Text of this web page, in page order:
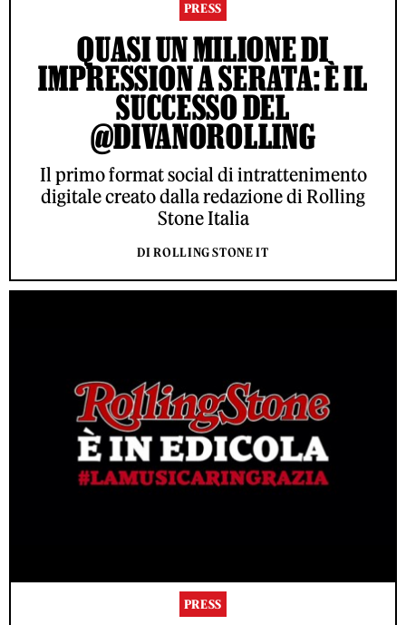
PRESS
QUASI UN MILIONE DI
IMPRESSION A SERATA: È IL
SUCCESSO DEL
@DIVANOROLLING
Il primo format social di intrattenimento
digitale creato dalla redazione di Rolling
Stone Italia
DI ROLLING STONE IT
PRESS